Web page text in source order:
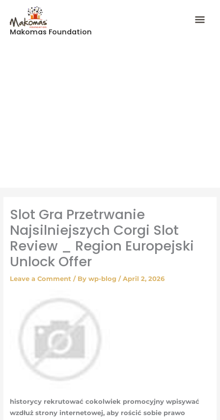
content
Makomas Foundation
Slot Gra Przetrwanie
Najsilniejszych Corgi Slot
Review _ Region Europejski
Unlock Offer
Leave a Comment / By wp-blog / April 2, 2026
historycy rekrutować cokolwiek promocyjny wpisywać
wzdłuż strony internetowej, aby rościć sobie prawo